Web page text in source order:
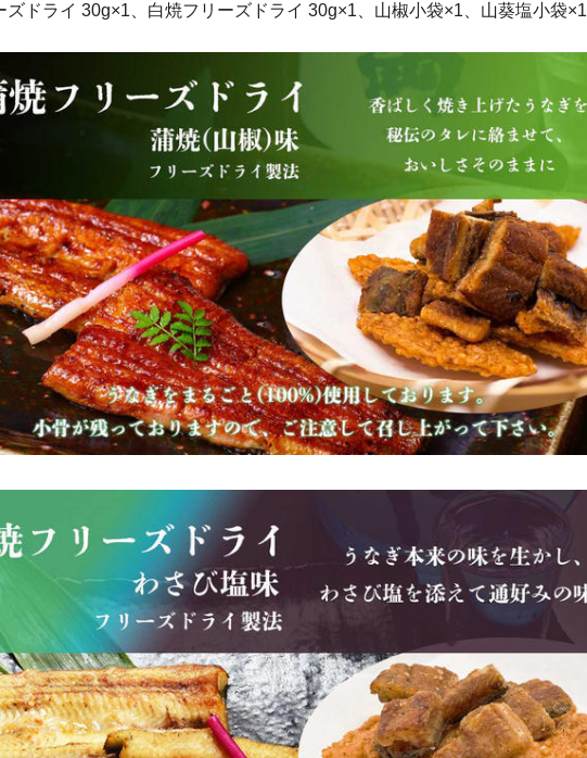
ズドライ 30g×1、白焼フリーズドライ 30g×1、山椒小袋×1、山葵塩小袋×1